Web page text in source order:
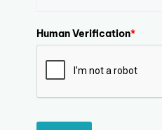
Human Verification*